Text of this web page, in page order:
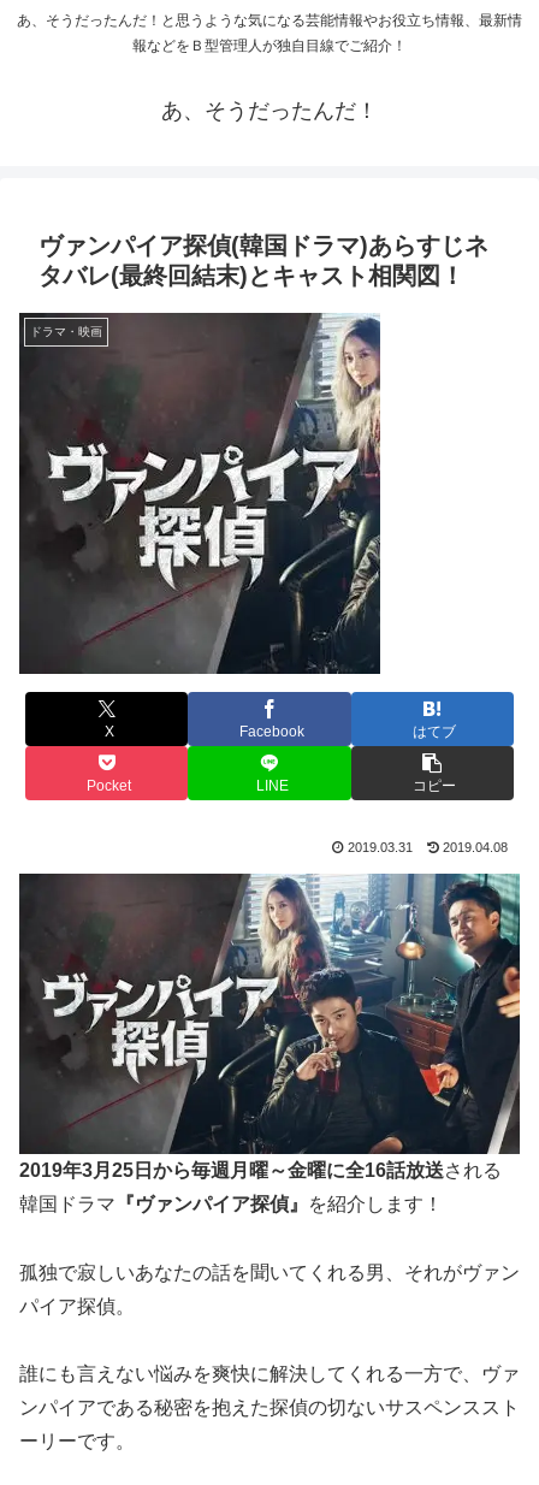
あ、そうだったんだ！と思うような気になる芸能情報やお役立ち情報、最新情
報などをＢ型管理人が独自目線でご紹介！
あ、そうだったんだ！
ヴァンパイア探偵(韓国ドラマ)あらすじネ
タバレ(最終回結末)とキャスト相関図！
ドラマ・映画
X Facebook はてブ
Pocket LINE コピー
2019.03.31 2019.04.08
2019年3月25日から毎週月曜～金曜に全16話放送される
韓国ドラマ 『ヴァンパイア探偵』 を紹介します！
孤独で寂しいあなたの話を聞いてくれる男、それがヴァン
パイア探偵。
誰にも言えない悩みを爽快に解決してくれる一方で、ヴァ
ンパイアである秘密を抱えた探偵の切ないサスペンススト
ーリーです。